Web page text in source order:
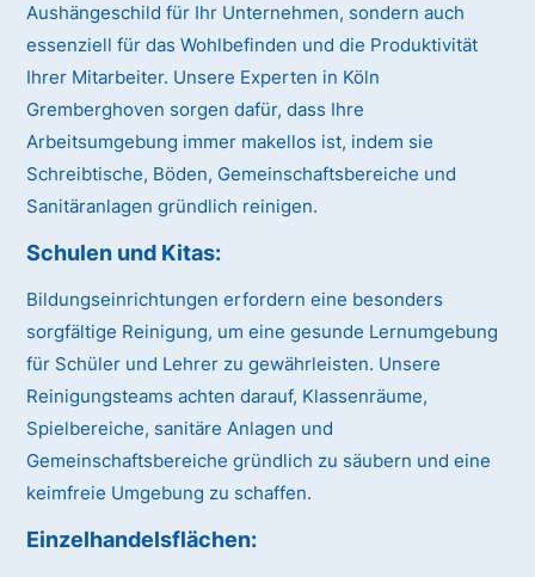
Aushängeschild für Ihr Unternehmen, sondern auch
essenziell für das Wohlbefinden und die Produktivität
Ihrer Mitarbeiter. Unsere Experten in Köln
Gremberghoven sorgen dafür, dass Ihre
Arbeitsumgebung immer makellos ist, indem sie
Schreibtische, Böden, Gemeinschaftsbereiche und
Sanitäranlagen gründlich reinigen.
Schulen und Kitas:
Bildungseinrichtungen erfordern eine besonders
sorgfältige Reinigung, um eine gesunde Lernumgebung
für Schüler und Lehrer zu gewährleisten. Unsere
Reinigungsteams achten darauf, Klassenräume,
Spielbereiche, sanitäre Anlagen und
Gemeinschaftsbereiche gründlich zu säubern und eine
keimfreie Umgebung zu schaffen.
Einzelhandelsflächen: